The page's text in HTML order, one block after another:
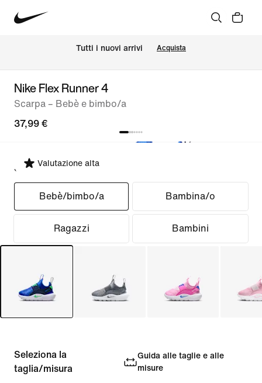
Tutti i nuovi arrivi Acquista
Nike Flex Runner 4
Scarpa – Bebè e bimbo/a
37,99 €
Valutazione alta
Seleziona fit
Bebè/bimbo/a Bambina/o
Ragazzi Bambini
Seleziona la
taglia/misura
Guida alle taglie e alle
misure